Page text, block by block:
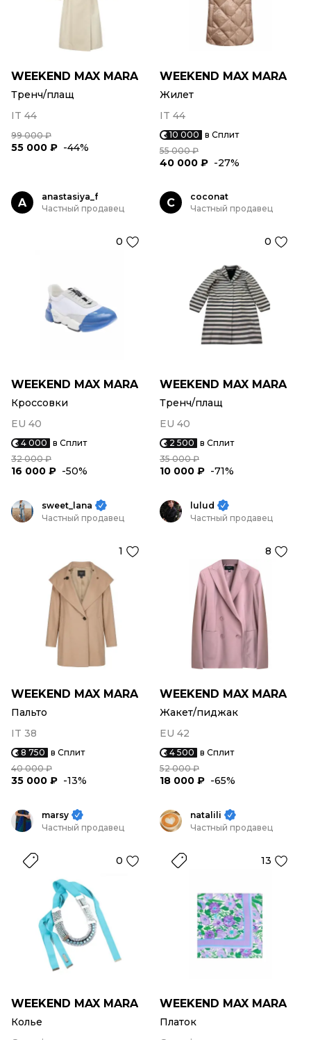
WEEKEND MAX MARA
Тренч/плащ
IT 44
99 000 ₽
55 000 ₽ -44%
WEEKEND MAX MARA
Жилет
IT 44
10 000 в Сплит
55 000 ₽
40 000 ₽ -27%
A
anastasiya_f
Частный продавец
0
WEEKEND MAX MARA
Кроссовки
EU 40
4 000 в Сплит
32 000 ₽
16 000 ₽ -50%
C
coconat
Частный продавец
0
WEEKEND MAX MARA
Тренч/плащ
EU 40
2 500 в Сплит
35 000 ₽
10 000 ₽ -71%
sweet_lana
Частный продавец
1
WEEKEND MAX MARA
Пальто
IT 38
8 750 в Сплит
40 000 ₽
35 000 ₽ -13%
lulud
Частный продавец
8
WEEKEND MAX MARA
Жакет/пиджак
EU 42
4 500 в Сплит
52 000 ₽
18 000 ₽ -65%
marsy
Частный продавец
0
WEEKEND MAX MARA
Колье
natalili
Частный продавец
13
WEEKEND MAX MARA
Платок